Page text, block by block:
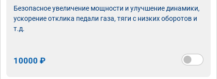
Безопасное увеличение мощности и улучшение динамики,
ускорение отклика педали газа, тяги с низких оборотов и
т.д.
10000 ₽